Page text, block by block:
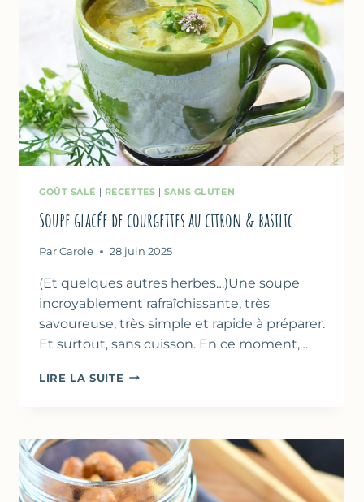
GOÛT SALÉ | RECETTES | SANS GLUTEN
Soupe glacée de courgettes au citron & basilic
Par Carole 28 juin 2025
(Et quelques autres herbes…)Une soupe
incroyablement rafraîchissante, très
savoureuse, très simple et rapide à préparer.
Et surtout, sans cuisson. En ce moment,…
LIRE LA SUITE SOUPE
AU
CITRON
&
BASILIC